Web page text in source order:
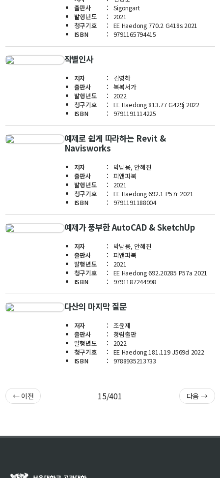
학사
취업ㆍ진로
30주년 기념 동영상
행사 사진
학부장 감사 인사
신임교수초빙
지원서 작성
출판사
Sigongart
발행년도
2021
청구기호
EE Haedong 770.2 G418s 2021
ISBN
9791165794415
작별인사
저자
김영하
출판사
복복서가
발행년도
2022
청구기호
EE Haedong 813.77 G429j 2022
ISBN
9791191114225
예제로 쉽게 따라하는 Revit &
Navisworks
저자
박남용, 안혜진
출판사
피앤피북
발행년도
2021
청구기호
EE Haedong 692.1 P57r 2021
ISBN
9791191188004
예제가 풍부한 AutoCAD & SketchUp
저자
박남용, 안혜진
출판사
피앤피북
발행년도
2021
청구기호
EE Haedong 692.20285 P57a 2021
ISBN
9791187244998
다산의 마지막 질문
저자
조윤제
출판사
청림출판
발행년도
2022
청구기호
EE Haedong 181.119 J569d 2022
ISBN
9788935213733
← 이전 15/401 다음 →